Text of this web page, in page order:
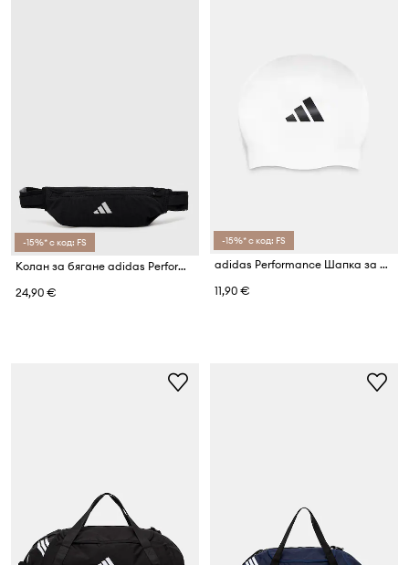
-15%* с код: FS
Колан за бягане adidas Performance
24,90 €
-15%* с код: FS
adidas Performance Шапка за плуване
11,90 €